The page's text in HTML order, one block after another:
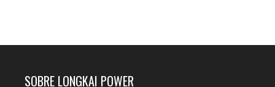
SOBRE LONGKAI POWER